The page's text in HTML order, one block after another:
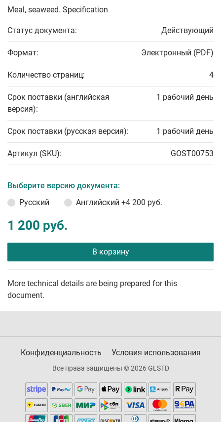
Meal, seaweed. Specification
Статус документа: Действующий
Формат: Электронный (PDF)
Количество страниц: 4
Срок поставки (английская
версия):
1 рабочий день
Срок поставки (русская версия): 1 рабочий день
Артикул (SKU): GOST00753
Выберите версию документа:
Русский
Английский +4 200 руб.
1 200 руб.
В корзину
More technical details are being prepared for this
document.
Конфиденциальность Условия использования
Все права защищены © 2026 GLSTD